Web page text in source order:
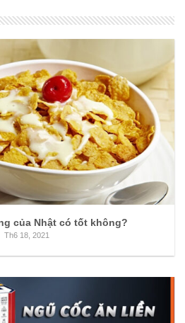
của Nhật có tốt không?
Th6 18, 2021